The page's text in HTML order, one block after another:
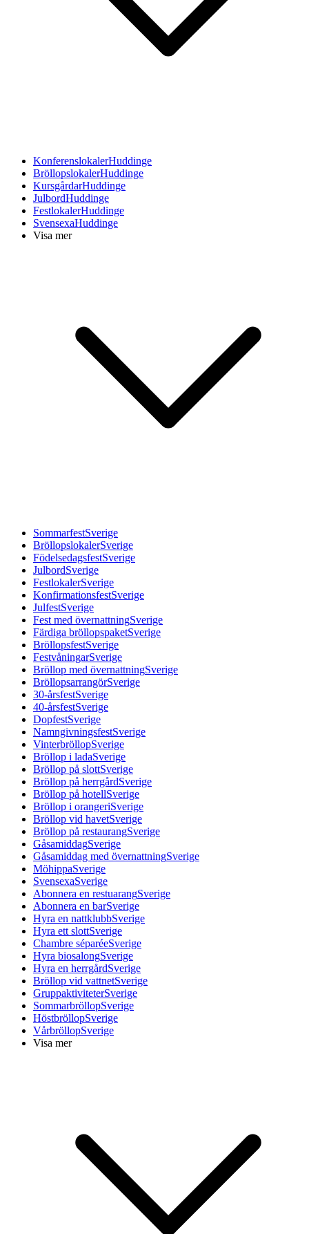
KonferenslokalerHuddinge
BröllopslokalerHuddinge
KursgårdarHuddinge
JulbordHuddinge
FestlokalerHuddinge
SvensexaHuddinge
Visa mer
SommarfestSverige
BröllopslokalerSverige
FödelsedagsfestSverige
JulbordSverige
FestlokalerSverige
KonfirmationsfestSverige
JulfestSverige
Fest med övernattningSverige
Färdiga bröllopspaketSverige
BröllopsfestSverige
FestvåningarSverige
Bröllop med övernattningSverige
BröllopsarrangörSverige
30-årsfestSverige
40-årsfestSverige
DopfestSverige
NamngivningsfestSverige
VinterbröllopSverige
Bröllop i ladaSverige
Bröllop på slottSverige
Bröllop på herrgårdSverige
Bröllop på hotellSverige
Bröllop i orangeriSverige
Bröllop vid havetSverige
Bröllop på restaurangSverige
GåsamiddagSverige
Gåsamiddag med övernattningSverige
MöhippaSverige
SvensexaSverige
Abonnera en restuarangSverige
Abonnera en barSverige
Hyra en nattklubbSverige
Hyra ett slottSverige
Chambre séparéeSverige
Hyra biosalongSverige
Hyra en herrgårdSverige
Bröllop vid vattnetSverige
GruppaktiviteterSverige
SommarbröllopSverige
HöstbröllopSverige
VårbröllopSverige
Visa mer